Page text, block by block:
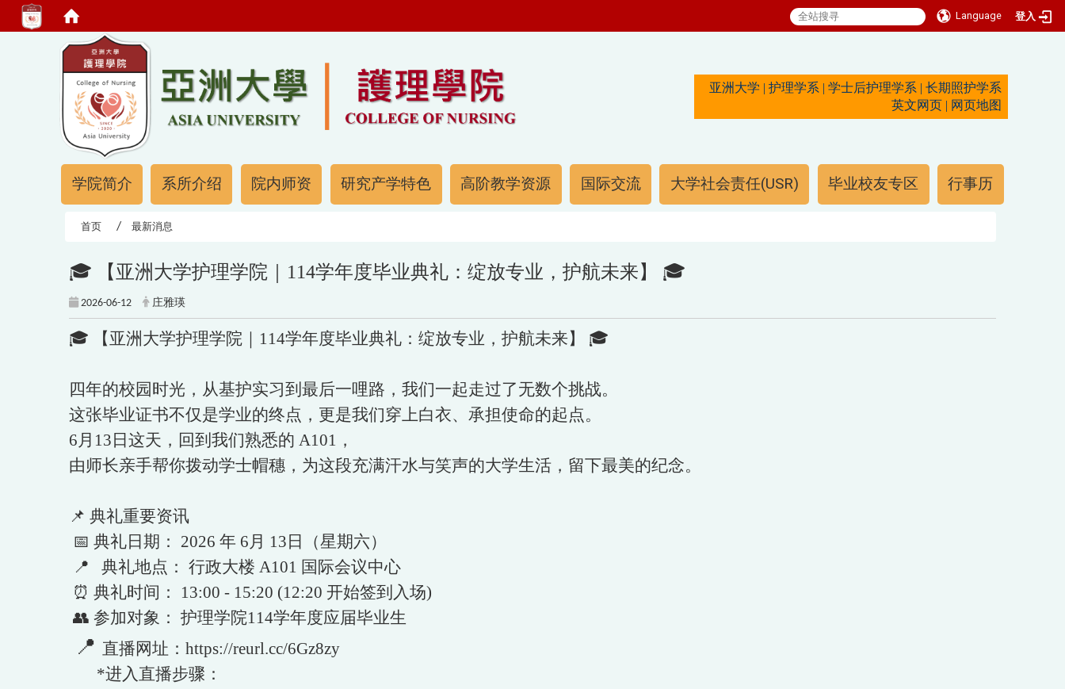
Language
登入
亚洲大学 | 护理学系 | 学士后护理学系 | 长期照护学系
英文网页 | 网页地图
学院简介 系所介绍 院内师资 研究产学特色 高阶教学资源 国际交流 大学社会责任(USR) 毕业校友专区 行事历
首页 最新消息
🎓 【亚洲大学护理学院｜114学年度毕业典礼：绽放专业，护航未来】 🎓
2026-06-12 庄雅瑛
🎓 【亚洲大学护理学院｜114学年度毕业典礼：绽放专业，护航未来】 🎓
四年的校园时光，从基护实习到最后一哩路，我们一起走过了无数个挑战。
这张毕业证书不仅是学业的终点，更是我们穿上白衣、承担使命的起点。
6月13日这天，回到我们熟悉的 A101，
由师长亲手帮你拨动学士帽穗，为这段充满汗水与笑声的大学生活，留下最美的纪念。
📌 典礼重要资讯
📅 典礼日期： 2026 年 6月 13日（星期六）
📍 典礼地点： 行政大楼 A101 国际会议中心
⏰ 典礼时间： 13:00 - 15:20 (12:20 开始签到入场)
👥 参加对象： 护理学院114学年度应届毕业生
📍 直播网址：https://reurl.cc/6Gz8zy
*进入直播步骤：